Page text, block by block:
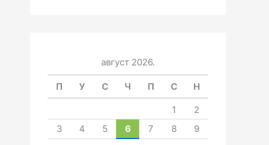
август 2026.
П У С Ч П С Н
1
2
3
4 5 6 7 8
9